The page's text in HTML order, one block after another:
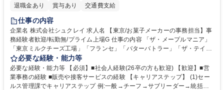
退職金あり
賞与あり 交通費支給
仕事の内容
企業名 株式会社シュクレイ 求人名 【東京/お菓子メーカーの事務担当】事
務経験者歓迎/転勤無/プライム上場G 仕事の内容 「ザ・メープルマニア」
「東京ミルクチーズ工場」「フランセ」「バターバトラー」「ザ・テイラ
ー」「DROOLY」等のブランドを多数展開する当社にて、オリジナル菓子
ブランド商品の事務業務をお任せいたします。 【具体的な業務内容】 ■店
舗からの発注受付/PC入力業務 ■受電対応(社内/社外) ■商品のマスター登
録 ■日々の売上抽出・報告 ■提携企業への書類送付業務 ■契約書管理業務
必要な経験・能力等
必要な経験・能力等 【必須】■社会人経験(26卒の方も歓迎) 【歓迎】■営
業事務の経験 ■販売や接客サービスの経験 【キャリアステップ】 (1)セー
ルス管理課でキャリアステップ 例:一般→チーフ→サブリーダー→統括リ